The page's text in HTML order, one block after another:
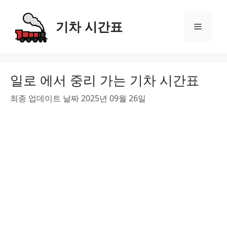
content
기차 시간표 Menu
일로 에서 중리 가는 기차 시간표
최종 업데이트 날짜 2025년 09월 26일